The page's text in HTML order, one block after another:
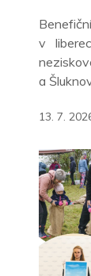
v
a
13. 7.